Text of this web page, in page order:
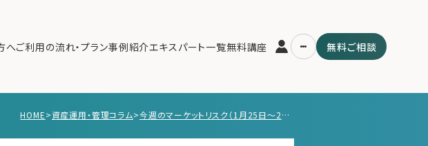
へご利用の流れ・プラン事例紹介エキスパート一覧無料講座 無料ご相談
HOME>資産運用・管理コラム> 今週のマーケットリスク（1月25日〜29日）